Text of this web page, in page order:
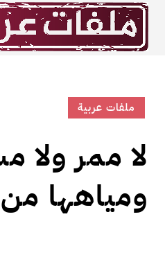
ملفات عربية
لا ممر ولا
ومياهها